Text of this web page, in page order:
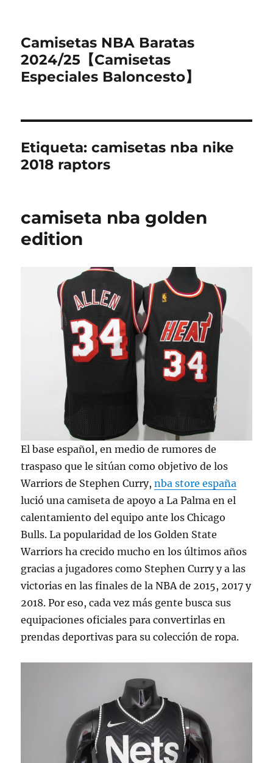
Camisetas NBA Baratas
2024/25【Camisetas
Especiales Baloncesto】
Etiqueta:camisetas nba nike
2018 raptors
camiseta nba golden
edition
El base español, en medio de rumores de
traspaso que le sitúan como objetivo de los
Warriors de Stephen Curry,nba store españa
lució una camiseta de apoyo a La Palma en el
calentamiento del equipo ante los Chicago
Bulls. La popularidad de los Golden State
Warriors ha crecido mucho en los últimos años
gracias a jugadores como Stephen Curry y a las
victorias en las finales de la NBA de 2015, 2017 y
2018. Por eso, cada vez más gente busca sus
equipaciones oficiales para convertirlas en
prendas deportivas para su colección de ropa.